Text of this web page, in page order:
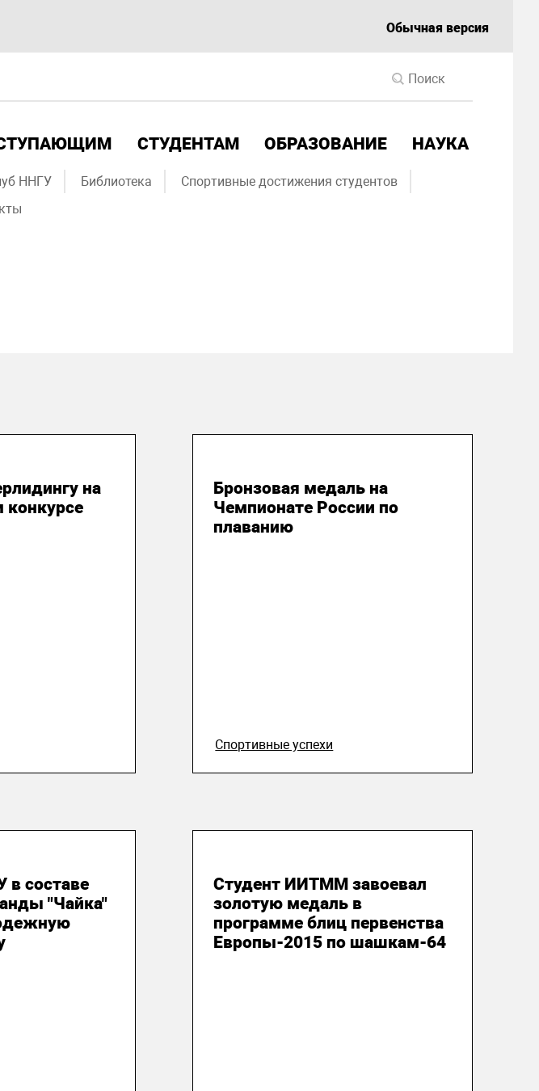
Обычная версия
СТУДЕНТАМ ОБРАЗОВАНИЕ НАУКА
ННГУ Библиотека
Спортивные достижения студентов
на
конкурсе
Бронзовая медаль на
Чемпионате России по
плаванию
Спортивные успехи
составе
"Чайка"
Студент ИИТММ завоевал
золотую медаль в
программе блиц первенства
Европы-2015 по шашкам-64